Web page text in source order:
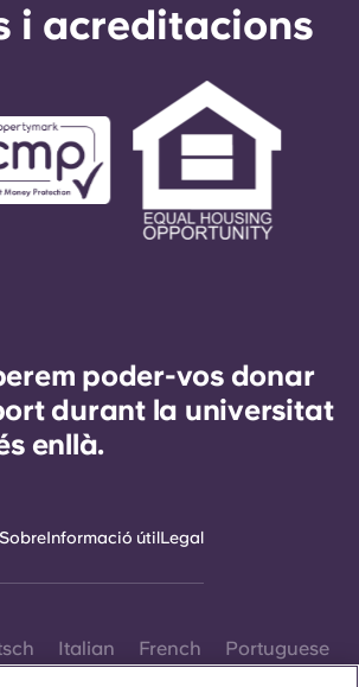
i acreditacions
poder-vos donar
durant la universitat
enllà.
SobreInformació útilLegal
Italian French Portuguese